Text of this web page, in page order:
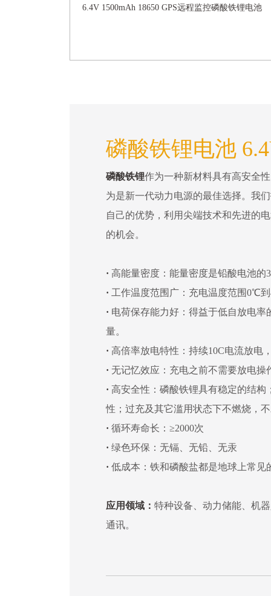
6.4V 1500mAh 18650 GPS远程监控磷酸铁锂电池
磷酸铁锂电池
磷酸铁锂作为一种新材料具有高安全
为是新一代动力电源的最佳选择。我
自己的优势，利用尖端技术和先进的
的机会。
· 高能量密度：能量密度是铅酸电池的
· 工作温度范围广：充电温度范围0℃
· 电荷保存能力好：得益于低自放电
量。
· 高倍率放电特性：持续10C电流放电
· 无记忆效应：充电之前不需要放电操
· 高安全性：磷酸铁锂具有稳定的结构
性；过充及其它滥用状态下不燃烧，
· 循环寿命长：≥2000次
· 绿色环保：无镉、无铅、无汞
· 低成本：铁和磷酸盐都是地球上常见
应用领域： 特种设备、动力储能、机
通讯。